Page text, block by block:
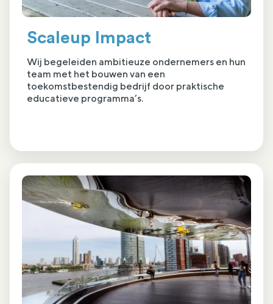
Scaleup Impact
Wij begeleiden ambitieuze ondernemers en hun
team met het bouwen van een
toekomstbestendig bedrijf door praktische
educatieve programma’s.